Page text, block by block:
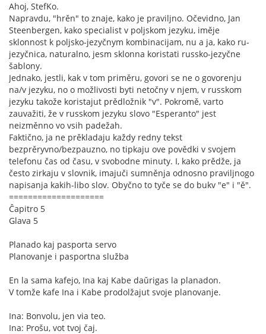
Ahoj, StefKo.
Napravdu, "hrěn" to znaje, kako je praviljno. Očevidno, Jan
Steenbergen, kako specialist v poljskom jezyku, iměje
sklonnost k poljsko-jezyčnym kombinacijam, nu a ja, kako ru-
jezyčnica, naturalno, jesm sklonna koristati russko-jezyčne
šablony.
Jednako, jestli, kak v tom priměru, govori se ne o govorenju
na/v jezyku, no o možlivosti byti netočny v njem, v russkom
jezyku takože koristajut prědložnik "v". Pokromě, varto
zauvažiti, že v russkom jezyku slovo "Esperanto" jest
neizměnno vo vsih padežah.
Faktično, ja ne prěkladaju každy redny tekst
bezprěryvno/bezpauzno, no tipkaju ove povědki v svojem
telefonu čas od času, v svobodne minuty. I, kako prědže, ja
često zirkaju v slovnik, imajuči sumněnja odnosno praviljnogo
napisanja kakih-libo slov. Obyčno to tyče se do bukv "e" i "ě".
====================
Ĉapitro 5
Glava 5
Planado kaj pasporta servo
Planovanje i pasportna služba
En la sama kafejo, Ina kaj Kabe daŭrigas la planadon.
V tomže kafe Ina i Kabe prodolžajut svoje planovanje.
Ina: Bonvolu, jen via teo.
Ina: Prošu, vot tvoj čaj.